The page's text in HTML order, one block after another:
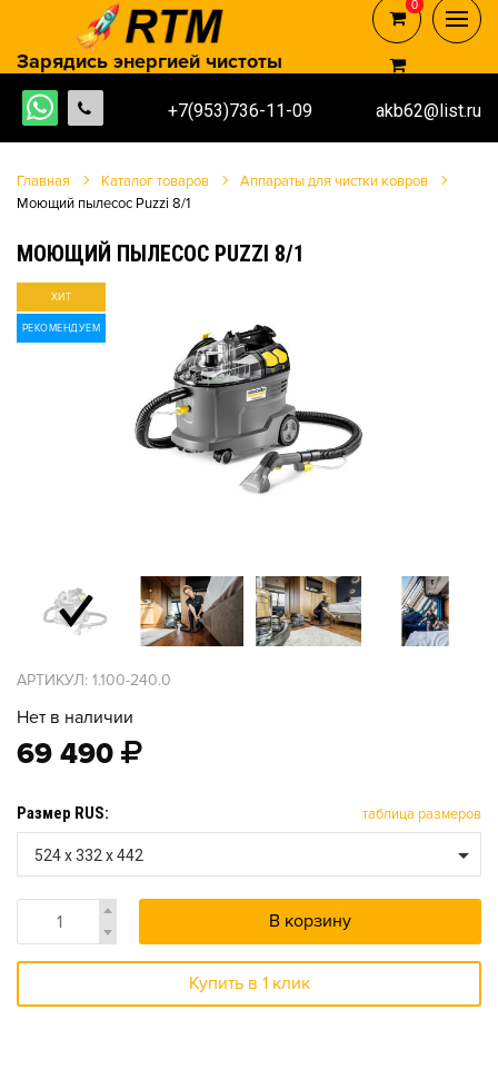
+7(953)736-11-09 akb62@list.ru
Зарядись энергией чистоты
0
0
Главная Каталог товаров
Аппараты для чистки ковров
Моющий пылесос Puzzi 8/1
МОЮЩИЙ ПЫЛЕСОС PUZZI 8/1
ХИТ
РЕКОМЕНДУЕМ
АРТИКУЛ: 1.100-240.0
Нет в наличии
69 490
Размер RUS: таблица размеров
524 x 332 x 442
В корзину
Купить в 1 клик